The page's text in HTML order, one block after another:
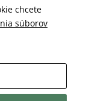
chcete
súborov